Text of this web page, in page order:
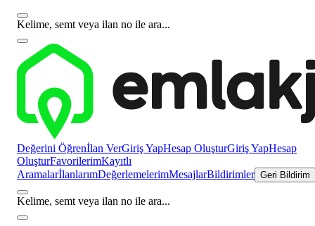
Kelime, semt veya ilan no ile ara...
Değerini Öğrenİlan VerGiriş YapHesap OluşturGiriş YapHesap
OluşturFavorilerimKayıtlı
AramalarİlanlarımDeğerlemelerimMesajlarBildirimler Geri Bildirim
Kelime, semt veya ilan no ile ara...